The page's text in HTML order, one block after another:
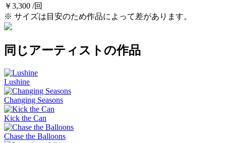
￥3,300 /回
※ サイズは目安のため作品によって差があります。
同じアーティストの作品
Lushine
Changing Seasons
Kick the Can
Chase the Balloons